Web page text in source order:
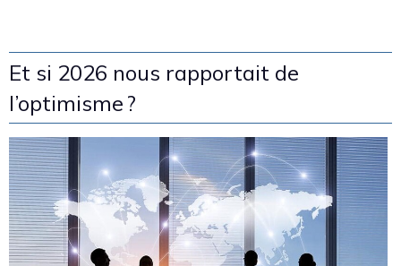
Et si 2026 nous rapportait de
l’optimisme ?